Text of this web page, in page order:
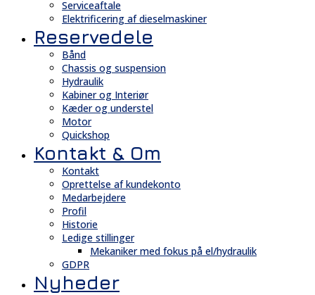
Serviceaftale
Elektrificering af dieselmaskiner
Reservedele
Bånd
Chassis og suspension
Hydraulik
Kabiner og Interiør
Kæder og understel
Motor
Quickshop
Kontakt & Om
Kontakt
Oprettelse af kundekonto
Medarbejdere
Profil
Historie
Ledige stillinger
Mekaniker med fokus på el/hydraulik
GDPR
Nyheder